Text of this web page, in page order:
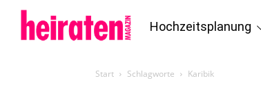
Hochzeitsplanung
Start Schlagworte Karibik